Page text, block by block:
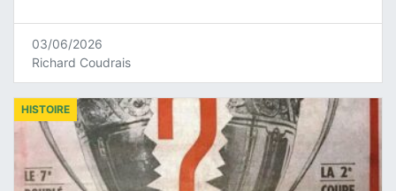
03/06/2026
Richard Coudrais
HISTOIRE